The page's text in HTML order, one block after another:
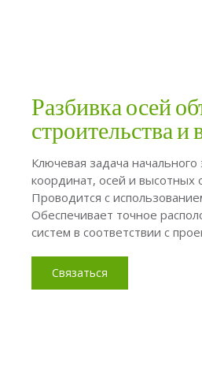
Разбивка осей
строительства
Ключевая задача
координат, осей и высотных
Проводится с
Обеспечивает точное
систем в соответствии с
Связаться